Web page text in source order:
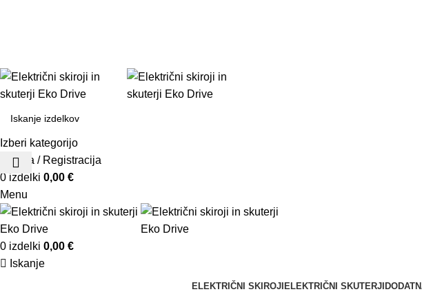
Izberi kategorijo
Prijava / Registracija
0 izdelki 0,00 €
Menu
0 izdelki 0,00 €
Iskanje
ELEKTRIČNI SKIROJI ELEKTRIČNI SKUTERJI